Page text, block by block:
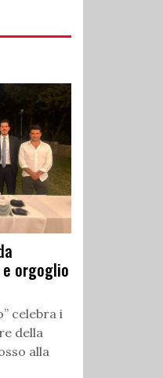
orgoglio
celebra i
della
alla